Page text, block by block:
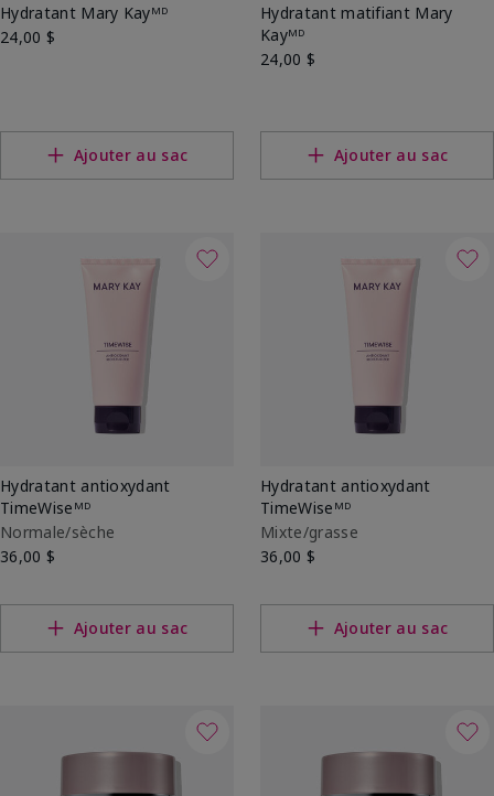
Hydratant Mary Kayᴹᴰ
24,00 $
Ajouter au sac
Hydratant matifiant Mary
Kayᴹᴰ
24,00 $
Ajouter au sac
Hydratant antioxydant
TimeWiseᴹᴰ
Normale/sèche
36,00 $
Ajouter au sac
Hydratant antioxydant
TimeWiseᴹᴰ
Mixte/grasse
36,00 $
Ajouter au sac